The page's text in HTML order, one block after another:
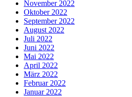
November 2022
Oktober 2022
September 2022
August 2022
Juli 2022
Juni 2022
Mai 2022
April 2022
März 2022
Februar 2022
Januar 2022